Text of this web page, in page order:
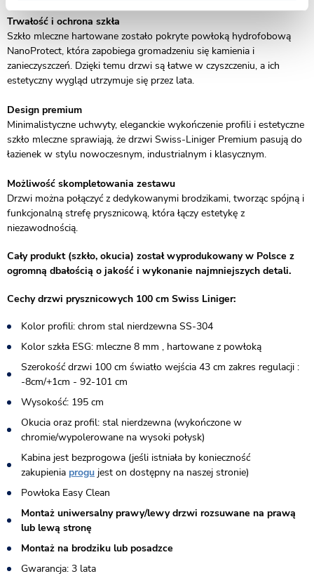
Trwałość i ochrona szkła
Szkło mleczne hartowane zostało pokryte powłoką hydrofobową
NanoProtect, która zapobiega gromadzeniu się kamienia i
zanieczyszczeń. Dzięki temu drzwi są łatwe w czyszczeniu, a ich
estetyczny wygląd utrzymuje się przez lata.
Design premium
Minimalistyczne uchwyty, eleganckie wykończenie profili i estetyczne
szkło mleczne sprawiają, że drzwi Swiss-Liniger Premium pasują do
łazienek w stylu nowoczesnym, industrialnym i klasycznym.
Możliwość skompletowania zestawu
Drzwi można połączyć z dedykowanymi brodzikami, tworząc spójną i
funkcjonalną strefę prysznicową, która łączy estetykę z
niezawodnością.
Cały produkt (szkło, okucia) został wyprodukowany w Polsce z
ogromną dbałością o jakość i wykonanie najmniejszych detali.
Cechy drzwi prysznicowych 100 cm Swiss Liniger:
Kolor profili: chrom stal nierdzewna SS-304
Kolor szkła ESG: mleczne 8 mm , hartowane z powłoką
Szerokość drzwi 100 cm światło wejścia 43 cm zakres regulacji :
-8cm/+1cm - 92-101 cm
Wysokość: 195 cm
Okucia oraz profil: stal nierdzewna (wykończone w
chromie/wypolerowane na wysoki połysk)
Kabina jest bezprogowa (jeśli istniała by konieczność
zakupienia progu jest on dostępny na naszej stronie)​
Powłoka Easy Clean
Montaż uniwersalny prawy/lewy drzwi rozsuwane na prawą
lub lewą stronę
Montaż na brodziku lub posadzce
Gwarancja: 3 lata